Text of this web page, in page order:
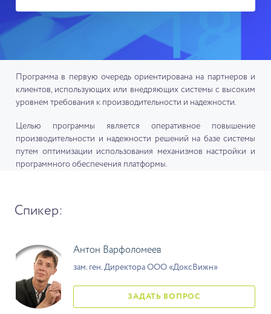
Программа в первую очередь ориентирована на партнеров и
клиентов, использующих или внедряющих системы с высоким
уровнем требования к производительности и надежности.
Целью программы является оперативное повышение
производительности и надежности решений на базе системы
путем оптимизации использования механизмов настройки и
программного обеспечения платформы.
Спикер:
Антон Варфоломеев
зам. ген. Директора ООО «ДоксВижн»
ЗАДАТЬ ВОПРОС